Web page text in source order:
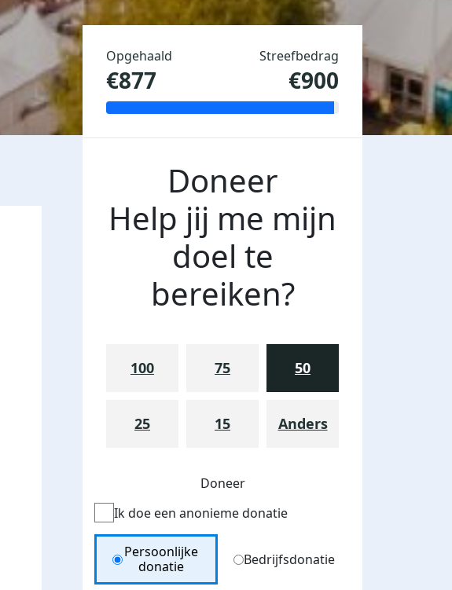
Opgehaald
€877
Streefbedrag
€900
Doneer
Help jij me mijn
doel te
bereiken?
100 75 50
25 15 Anders
Doneer
Ik doe een anonieme donatie
Donation Type
Persoonlijke
donatie
Bedrijfsdonatie